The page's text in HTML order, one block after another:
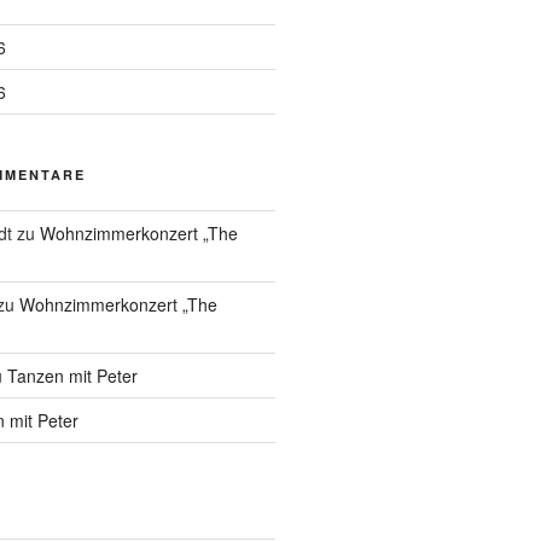
zu Wohnzimmerkonzert „The
Wohnzimmerkonzert „The
Tanzen mit Peter
mit Peter